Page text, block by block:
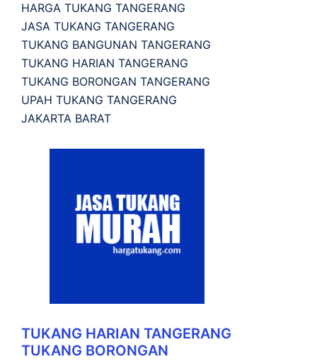
HARGA TUKANG TANGERANG
JASA TUKANG TANGERANG
TUKANG BANGUNAN TANGERANG
TUKANG HARIAN TANGERANG
TUKANG BORONGAN TANGERANG
UPAH TUKANG TANGERANG
JAKARTA BARAT
TUKANG HARIAN TANGERANG
TUKANG BORONGAN